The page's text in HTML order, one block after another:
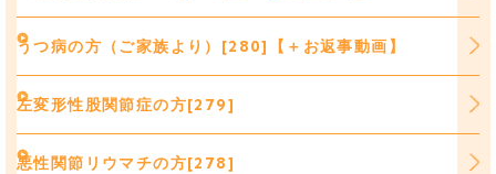
うつ病の方（ご家族より）[280]【＋お返事動画】
左変形性股関節症の方[279]
悪性関節リウマチの方[278]